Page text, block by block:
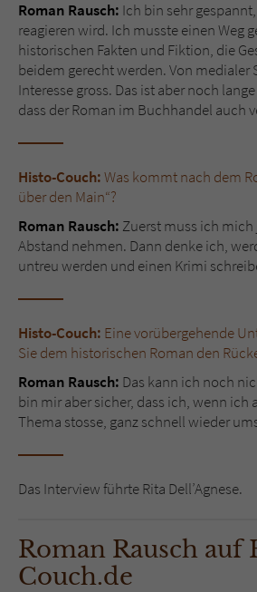
Roman Rausch: Ich bin sehr
reagieren wird. Ich musste einen Weg
historischen Fakten und Fiktion, die
beidem gerecht werden. Von medialer
Interesse gross. Das ist aber noch
dass der Roman im Buchhandel auch
Histo-Couch:Was kommt nach dem
über den Main“?
Roman Rausch: Zuerst muss ich
Abstand nehmen. Dann denke ich,
untreu werden und einen Krimi
Histo-Couch: Eine vorübergehende
Sie dem historischen Roman den
Roman Rausch: Das kann ich noch
bin mir aber sicher, dass ich, wenn ich
Thema stosse, ganz schnell wieder
Das Interview führte Rita Dell’Agnese.
Roman Rausch auf
Couch.de